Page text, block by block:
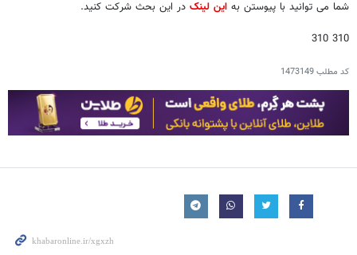
شما می توانید با پیوستن به این لینک در این بحث شرکت کنید.
310 310
کد مطلب1473149